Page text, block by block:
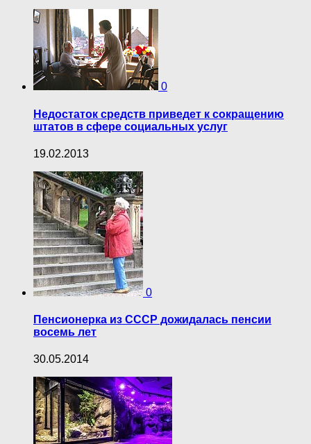
0
Недостаток средств приведет к сокращению
штатов в сфере социальных услуг
19.02.2013
0
Пенсионерка из СССР дожидалась пенсии
восемь лет
30.05.2014